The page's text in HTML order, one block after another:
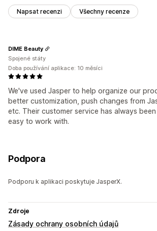
Napsat recenzi Všechny recenze
We've used Jasper to help organize our
better customization, push changes from
etc. Their customer service has always
easy to work with.
DIME Beauty
Spojené státy
Doba používání aplikace: 10 měsíci
Podpora
Podporu k aplikaci poskytuje JasperX.
Zdroje
Zásady ochrany osobních údajů